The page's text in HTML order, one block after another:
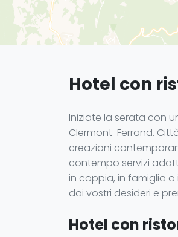
Hotel con
Iniziate la serata con
Clermont-Ferrand.
creazioni
contempo servizi
in coppia, in famiglia
dai vostri desideri e
Hotel con